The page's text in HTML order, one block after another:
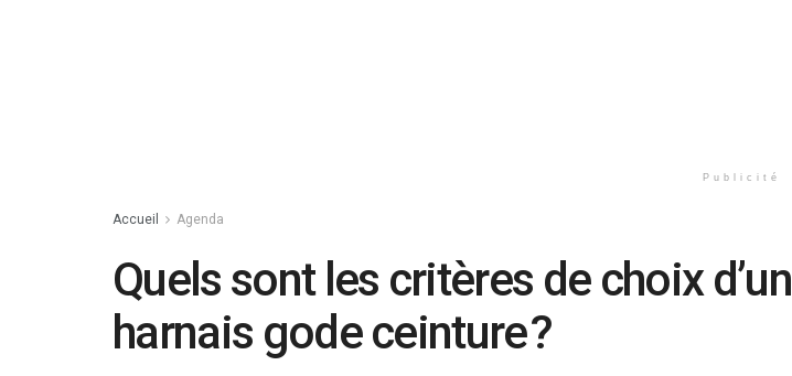
Publicité
Accueil Agenda
Quels sont les critères de choix d’un
harnais gode ceinture ?